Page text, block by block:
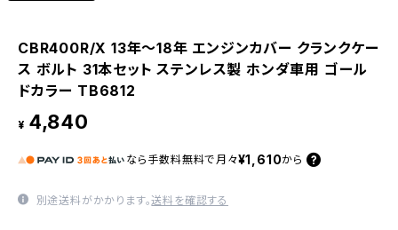
CBR400R/X 13年〜18年 エンジンカバー クランクケー
ス ボルト 31本セット ステンレス製 ホンダ車用 ゴール
ドカラー TB6812
¥ 4,840
なら 手数料無料で 月々¥1,610から
別途送料がかかります。送料を確認する